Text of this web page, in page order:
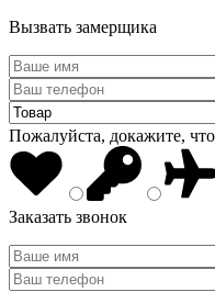
Вызвать замерщика
Пожалуйста, докажите,
Заказать звонок